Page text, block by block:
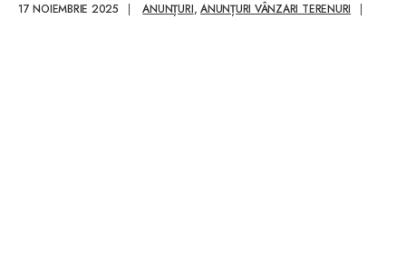
17 NOIEMBRIE 2025 | ANUNȚURI,ANUNȚURI VÂNZARI TERENURI |